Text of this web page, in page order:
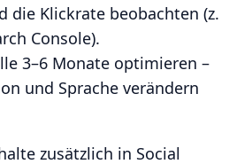
die Klickrate beobachten (z.
Console).
3–6 Monate optimieren –
und Sprache verändern
zusätzlich in Social